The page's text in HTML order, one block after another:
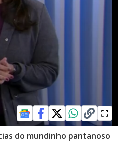
do mundinho pantanoso